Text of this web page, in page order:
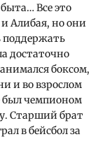
Все это
Алибая, но они
поддержать
достаточно
боксом,
и во взрослом
был чемпионом
Старший брат
в бейсбол за